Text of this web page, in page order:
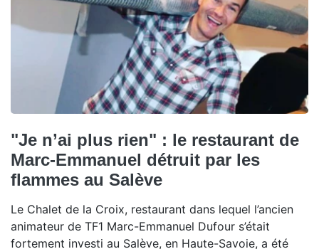
"Je n’ai plus rien" : le restaurant de
Marc-Emmanuel détruit par les
flammes au Salève
Le Chalet de la Croix, restaurant dans lequel l’ancien
animateur de TF1 Marc-Emmanuel Dufour s’était
fortement investi au Salève, en Haute-Savoie, a été